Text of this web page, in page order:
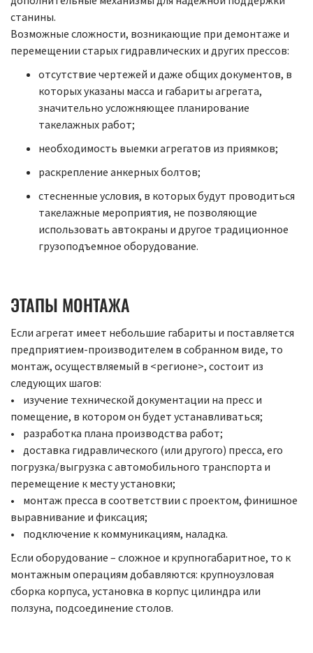
станины.
Возможные сложности, возникающие при демонтаже и
перемещении старых гидравлических и других прессов:
отсутствие чертежей и даже общих документов, в
которых указаны масса и габариты агрегата,
значительно усложняющее планирование
такелажных работ;
необходимость выемки агрегатов из приямков;
раскрепление анкерных болтов;
стесненные условия, в которых будут проводиться
такелажные мероприятия, не позволяющие
использовать автокраны и другое традиционное
грузоподъемное оборудование.
ЭТАПЫ МОНТАЖА
Если агрегат имеет небольшие габариты и поставляется
предприятием-производителем в собранном виде, то
монтаж, осуществляемый в <регионе>, состоит из
следующих шагов:
• изучение технической документации на пресс и
помещение, в котором он будет устанавливаться;
• разработка плана производства работ;
• доставка гидравлического (или другого) пресса, его
погрузка/выгрузка с автомобильного транспорта и
перемещение к месту установки;
• монтаж пресса в соответствии с проектом, финишное
выравнивание и фиксация;
• подключение к коммуникациям, наладка.
Если оборудование – сложное и крупногабаритное, то к
монтажным операциям добавляются: крупноузловая
сборка корпуса, установка в корпус цилиндра или
ползуна, подсоединение столов.